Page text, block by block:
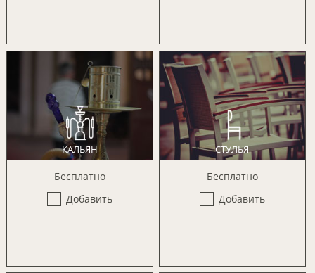
КАЛЬЯН
Бесплатно
Добавить
СТУЛЬЯ
Бесплатно
Добавить